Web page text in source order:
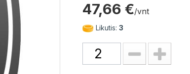
47,66 €/vnt
Likutis: 3